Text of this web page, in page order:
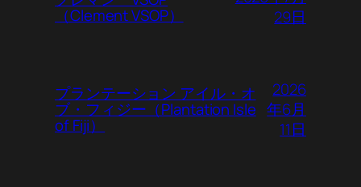
（Clement VSOP）
29日
プランテーション アイル・オ
ブ・フィジー（Plantation Isle
of Fiji）
2026
年6月
11日